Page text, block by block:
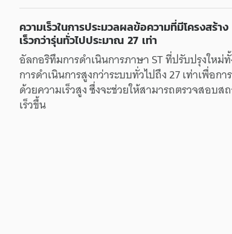
ความเร็วในการประมวลผลข้อความที่มีโครงสร้าง
เร็วกว่ารุ่นทั่วไปประมาณ 27 เท่า
อัลกอริทึมการดำเนินการภาษาSTที่ปรับปรุงใหม่
การดำเนินการสูงกว่าระบบทั่วไปถึง27เท่าเพื่อกา
ด้วยความเร็วสูงซึ่งจะช่วยให้สามารถตรวจสอบส
เร็วขึ้น